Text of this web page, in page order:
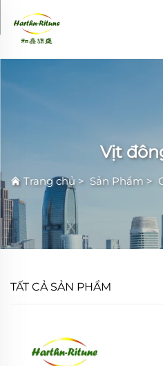
Vịt
Trang chủ > Sản Phẩm >
TẤT CẢ SẢN PHẨM